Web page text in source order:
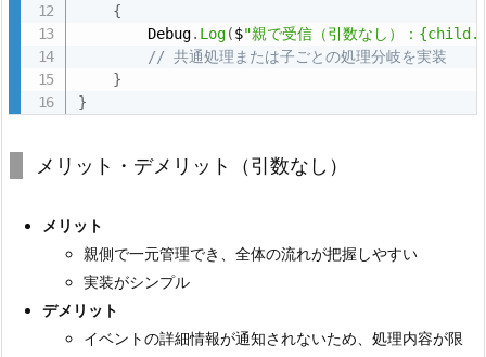
{
        Debug
. Log($"親で受信（引数なし）：
// 共通処理または子ごとの処理分岐を実装
}
}
メリット・デメリット（引数なし）
メリット
親側で一元管理でき、全体の流れが把握しやすい
実装がシンプル
デメリット
イベントの詳細情報が通知されないため、処理内容が限